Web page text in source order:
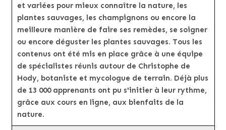
et variées pour mieux connaître la nature, les
plantes sauvages, les champignons ou encore la
meilleure manière de faire ses remèdes, se soigner
ou encore déguster les plantes sauvages. Tous les
contenus ont été mis en place grâce à une équipe
de spécialistes réunis autour de Christophe de
Hody, botaniste et mycologue de terrain. Déjà plus
de 13 000 apprenants ont pu s'initier à leur rythme,
grâce aux cours en ligne, aux bienfaits de la
nature.